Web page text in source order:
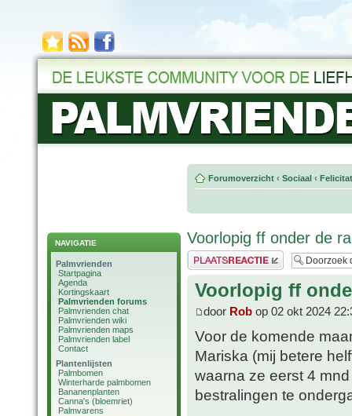
NAVIGATIE
Palmvrienden
Startpagina
Agenda
Kortingskaart
Palmvrienden forums
Palmvrienden chat
Palmvrienden wiki
Palmvrienden maps
Palmvrienden label
Contact
Plantenlijsten
Palmbomen
Winterharde palmbomen
Bananenplanten
Canna's (bloemriet)
Palmvarens
Forumoverzicht ‹ Sociaal ‹
Voorlopig ff onder de
Plaats een reactie
Voorlopig ff
door Rob op 02 okt 2024
Voor de komende
Mariska (mij betere
waarna ze eerst 4
bestralingen te